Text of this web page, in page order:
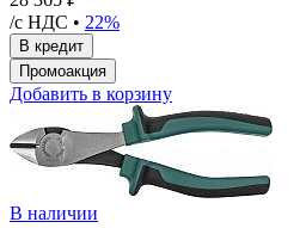
/с НДС • 22%
Добавить в корзину
В наличии